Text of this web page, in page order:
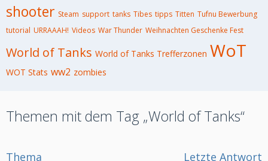
shooter Steam support tanks Tibes tipps Titten Tufnu Bewerbung
tutorial URRAAAH! Videos War Thunder Weihnachten Geschenke Fest
World of Tanks World of Tanks Trefferzonen WoT
WOT Stats ww2 zombies
Themen mit dem Tag „World of Tanks“
Thema Letzte Antwort